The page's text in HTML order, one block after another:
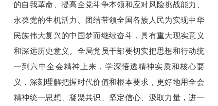
的自我革命、提高全党斗争本领和应对风险挑战能力、
永葆党的生机活力、团结带领全国各族人民为实现中华
民族伟大复兴的中国梦而继续奋斗，具有重大现实意义
和深远历史意义。全局党员干部要切实把思想和行动统
一到六中全会精神上来，学深悟透精神实质和核心要
义，深刻理解把握时代价值和根本要求，更好地用全会
精神统一思想、凝聚共识、坚定信心、汲取力量，进一